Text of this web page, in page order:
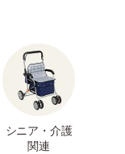
シニア・介護
関連